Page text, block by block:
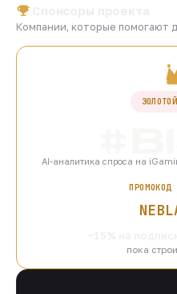
Компании, которые помогают
AI-аналитика спроса на
ПРОМОКОД
пока